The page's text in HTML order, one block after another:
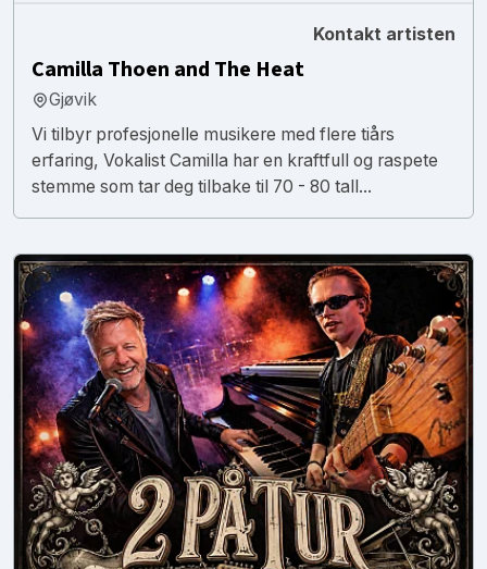
Kontakt artisten
Camilla Thoen and The Heat
Gjøvik
Vi tilbyr profesjonelle musikere med flere tiårs
erfaring, Vokalist Camilla har en kraftfull og raspete
stemme som tar deg tilbake til 70 - 80 tall...